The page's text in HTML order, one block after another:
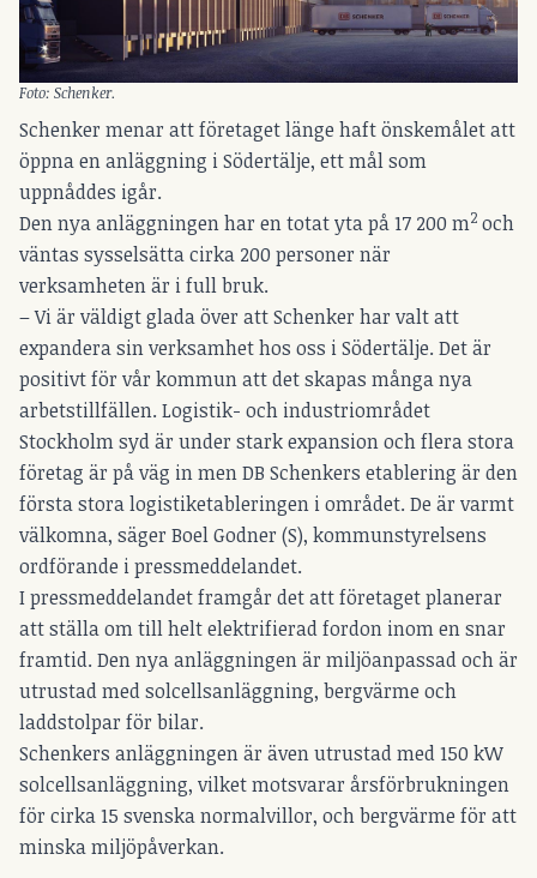
Foto: Schenker.
Schenker menar att företaget länge haft önskemålet att
öppna en anläggning i Södertälje, ett mål som
uppnåddes igår.
Den nya anläggningen har en totat yta på 17 200 m2 och
väntas sysselsätta cirka 200 personer när
verksamheten är i full bruk.
– Vi är väldigt glada över att Schenker har valt att
expandera sin verksamhet hos oss i Södertälje. Det är
positivt för vår kommun att det skapas många nya
arbetstillfällen. Logistik- och industriområdet
Stockholm syd är under stark expansion och flera stora
företag är på väg in men DB Schenkers etablering är den
första stora logistiketableringen i området. De är varmt
välkomna, säger Boel Godner (S), kommunstyrelsens
ordförande i pressmeddelandet.
I pressmeddelandet framgår det att företaget planerar
att ställa om till helt elektrifierad fordon inom en snar
framtid. Den nya anläggningen är miljöanpassad och är
utrustad med solcellsanläggning, bergvärme och
laddstolpar för bilar.
Schenkers anläggningen är även utrustad med 150 kW
solcellsanläggning, vilket motsvarar årsförbrukningen
för cirka 15 svenska normalvillor, och bergvärme för att
minska miljöpåverkan.